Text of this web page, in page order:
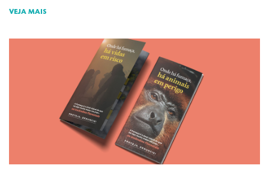
VEJA MAIS